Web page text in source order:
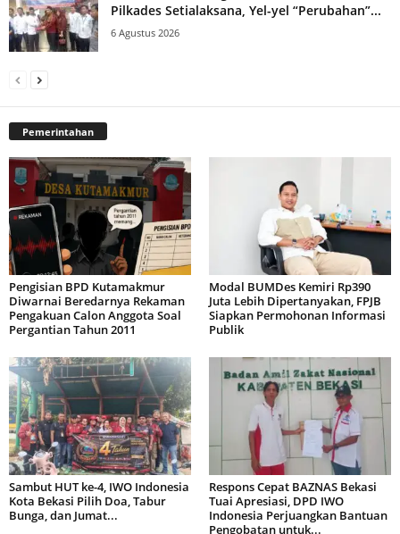
Pilkades Setialaksana, Yel-yel “Perubahan”...
6 Agustus 2026
Pemerintahan
Pengisian BPD Kutamakmur
Diwarnai Beredarnya Rekaman
Pengakuan Calon Anggota Soal
Pergantian Tahun 2011
Modal BUMDes Kemiri Rp390
Juta Lebih Dipertanyakan, FPJB
Siapkan Permohonan Informasi
Publik
Sambut HUT ke-4, IWO Indonesia
Kota Bekasi Pilih Doa, Tabur
Bunga, dan Jumat...
Respons Cepat BAZNAS Bekasi
Tuai Apresiasi, DPD IWO
Indonesia Perjuangkan Bantuan
Pengobatan untuk...